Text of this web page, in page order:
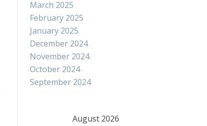
March 2025
February 2025
January 2025
December 2024
November 2024
October 2024
September 2024
August 2026